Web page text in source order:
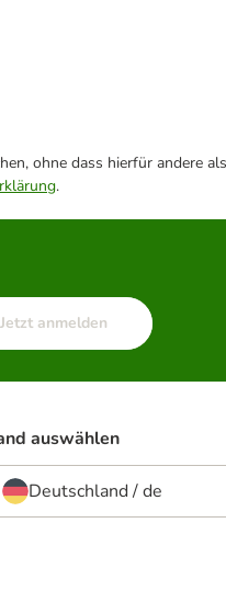
ohne dass hierfür andere
.
Jetzt anmelden
auswählen
Deutschland / de